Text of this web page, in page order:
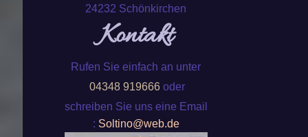
24232 Schönkirchen
Kontakt
Rufen Sie einfach an unter
04348 919666 oder
schreiben Sie uns eine Email
: Soltino@web.de